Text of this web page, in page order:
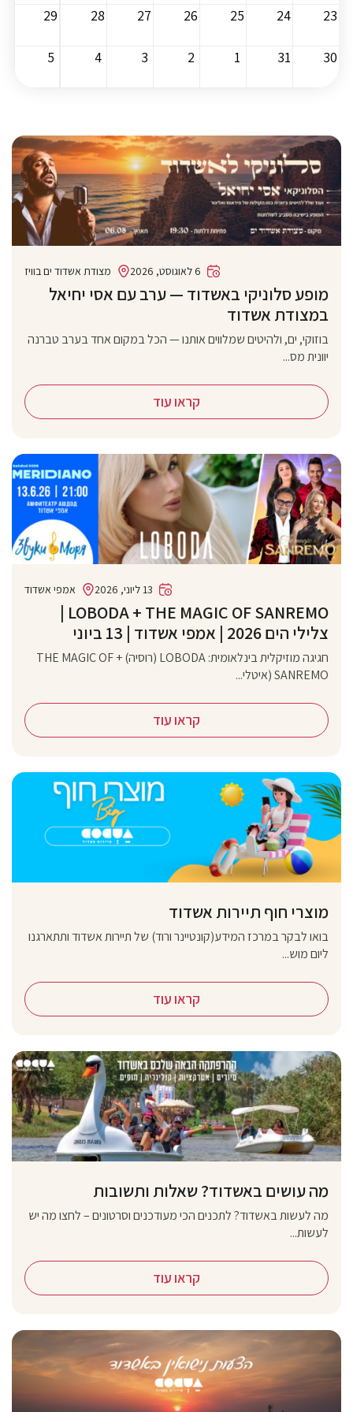
23
24
25
26
27
28
29
30
31
1
2
3
4
5
מצודת אשדוד ים בוויז 6 לאוגוסט, 2026
מופע סלוניקי באשדוד — ערב עם אסי יחיאל
במצודת אשדוד
בוזוקי, ים, ולהיטים שמלווים אותנו — הכל במקום אחד בערב טברנה
יוונית מס...
קראו עוד
אמפי אשדוד 13 ליוני, 2026
‏LOBODA + THE MAGIC OF SANREMO |
צלילי הים 2026 | אמפי אשדוד | 13 ביוני
חגיגה מוזיקלית בינלאומית: LOBODA (רוסיה) + THE MAGIC OF
SANREMO (איטלי...
קראו עוד
מוצרי חוף תיירות אשדוד
בואו לבקר במרכז המידע(קונטיינר ורוד) של תיירות אשדוד ותתארגנו
ליום מוש...
קראו עוד
מה עושים באשדוד? שאלות ותשובות
מה לעשות באשדוד? לתכנים הכי מעודכנים וסרטונים – לחצו מה יש
לעשות...
קראו עוד